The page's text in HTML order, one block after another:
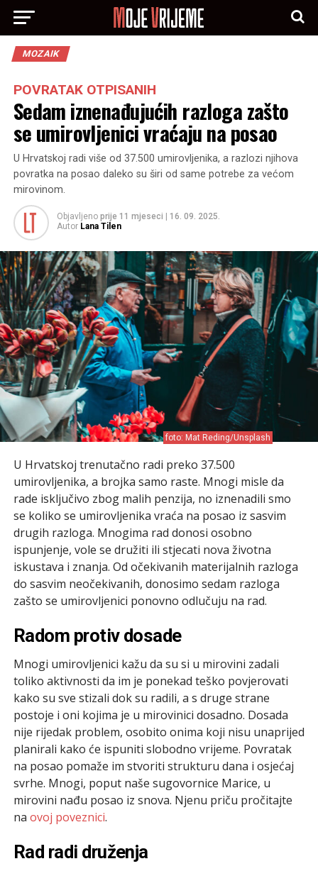
MOZAIK
POVRATAK OTPISANIH
Sedam iznenađujućih razloga zašto
se umirovljenici vraćaju na posao
U Hrvatskoj radi više od 37.500 umirovljenika, a razlozi njihova
povratka na posao daleko su širi od same potrebe za većom
mirovinom.
Objavljeno prije 11 mjeseci
16. 09. 2025.
Autor Lana Tilen
foto: Mat Reding/Unsplash
U Hrvatskoj trenutačno radi preko 37.500
umirovljenika, a brojka samo raste. Mnogi misle da
rade isključivo zbog malih penzija, no iznenadili smo
se koliko se umirovljenika vraća na posao iz sasvim
drugih razloga. Mnogima rad donosi osobno
ispunjenje, vole se družiti ili stjecati nova životna
iskustava i znanja. Od očekivanih materijalnih razloga
do sasvim neočekivanih, donosimo sedam razloga
zašto se umirovljenici ponovno odlučuju na rad.
Radom protiv dosade
Mnogi umirovljenici kažu da su si u mirovini zadali
toliko aktivnosti da im je ponekad teško povjerovati
kako su sve stizali dok su radili, a s druge strane
postoje i oni kojima je u mirovinici dosadno. Dosada
nije rijedak problem, osobito onima koji nisu unaprijed
planirali kako će ispuniti slobodno vrijeme. Povratak
na posao pomaže im stvoriti strukturu dana i osjećaj
svrhe. Mnogi, poput naše sugovornice Marice, u
mirovini nađu posao iz snova. Njenu priču pročitajte
na ovoj poveznici.
Rad radi druženja